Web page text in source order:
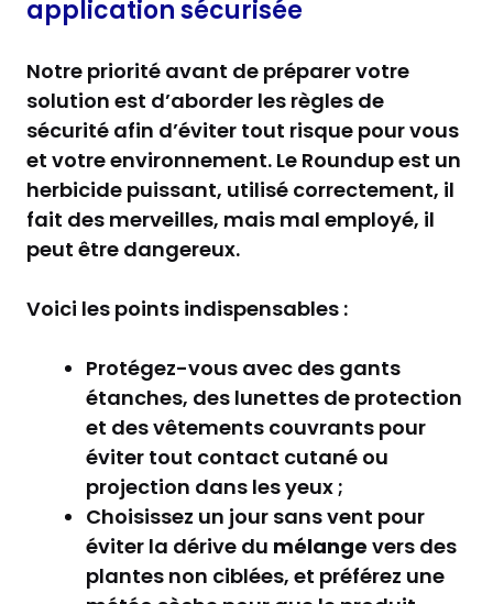
application sécurisée
Notre priorité avant de préparer votre
solution est d’aborder les règles de
sécurité afin d’éviter tout risque pour vous
et votre environnement. Le Roundup est un
herbicide puissant, utilisé correctement, il
fait des merveilles, mais mal employé, il
peut être dangereux.
Voici les points indispensables :
Protégez-vous avec des gants
étanches, des lunettes de protection
et des vêtements couvrants pour
éviter tout contact cutané ou
projection dans les yeux ;
Choisissez un jour sans vent pour
éviter la dérive du mélange vers des
plantes non ciblées, et préférez une